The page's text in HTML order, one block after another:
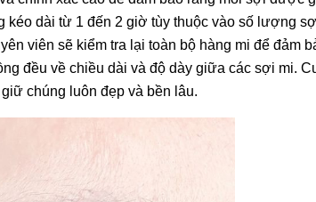
dài từ 1 đến 2 giờ tùy thuộc vào số lượng
viên sẽ kiểm tra lại toàn bộ hàng mi để đảm
đều về chiều dài và độ dày giữa các sợi mi.
chúng luôn đẹp và bền lâu.